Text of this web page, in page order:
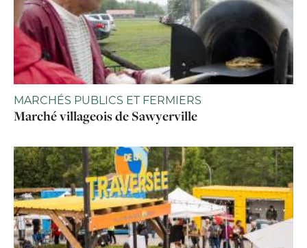
MARCHÉS PUBLICS ET FERMIERS
Marché villageois de Sawyerville